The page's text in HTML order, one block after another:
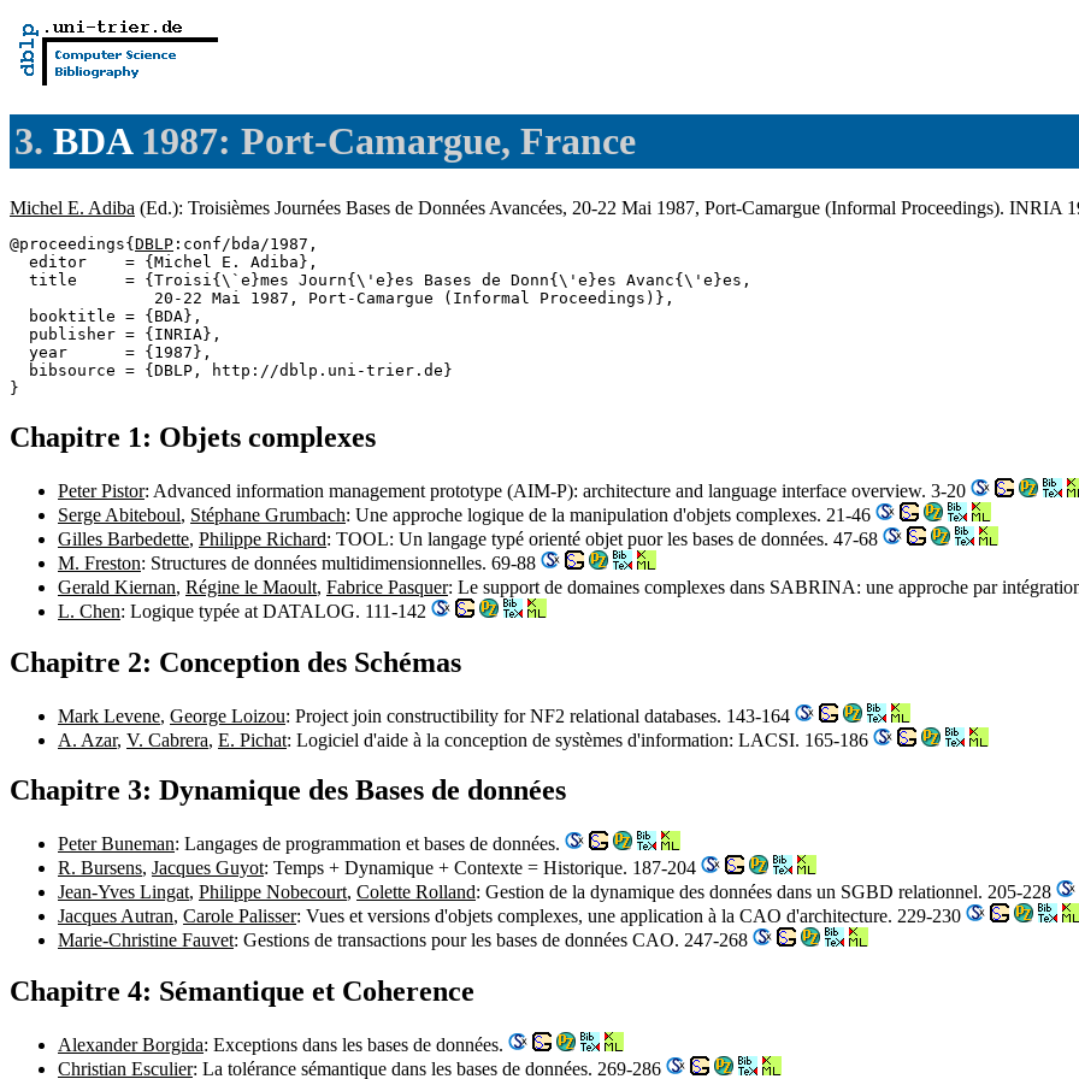
3. BDA1987: Port-Camargue, France
Michel E. Adiba (Ed.): Troisièmes Journées Bases de Données Avancées, 20-22 Mai 1987, Port-Camargue (Informal Proceedings). INRIA
@proceedings{ DBLP :conf/bda/1987,
  editor    = {Michel E. Adiba},
  title     = {Troisi{\`e}mes Journ{\'e}es Bases de Donn{\'e}es Avanc{\'e}es,
               20-22 Mai 1987, Port-Camargue (Informal Proceedings)},
  booktitle = {BDA},
  publisher = {INRIA},
  year      = {1987},
  bibsource = {DBLP, http://dblp.uni-trier.de}
Chapitre 1: Objets complexes
Peter Pistor: Advanced information management prototype (AIM-P): architecture and language interface overview. 3-20
Serge Abiteboul, Stéphane Grumbach: Une approche logique de la manipulation d'objets complexes. 21-46
Gilles Barbedette, Philippe Richard: TOOL: Un langage typé orienté objet puor les bases de données. 47-68
M. Freston: Structures de données multidimensionnelles. 69-88
Gerald Kiernan, Régine le Maoult, Fabrice Pasquer: Le support de domaines complexes dans SABRINA: une approche par
L. Chen: Logique typée at DATALOG. 111-142
Chapitre 2: Conception des Schémas
Mark Levene, George Loizou: Project join constructibility for NF2 relational databases. 143-164
A. Azar, V. Cabrera, E. Pichat: Logiciel d'aide à la conception de systèmes d'information: LACSI. 165-186
Chapitre 3: Dynamique des Bases de données
Peter Buneman: Langages de programmation et bases de données.
R. Bursens, Jacques Guyot: Temps + Dynamique + Contexte = Historique. 187-204
Jean-Yves Lingat, Philippe Nobecourt, Colette Rolland: Gestion de la dynamique des données dans un SGBD relationnel. 205-228
Jacques Autran, Carole Palisser: Vues et versions d'objets complexes, une application à la CAO d'architecture. 229-230
Marie-Christine Fauvet: Gestions de transactions pour les bases de données CAO. 247-268
Chapitre 4: Sémantique et Coherence
Alexander Borgida: Exceptions dans les bases de données.
Christian Esculier: La tolérance sémantique dans les bases de données. 269-286